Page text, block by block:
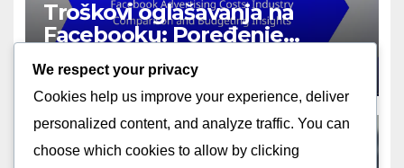
Troškovi oglašavanja na
Facebooku: Poređenje
industrije i uvidi u
budžetiranje
DEC 1, 2025 MARKO JOVANOVIĆ
We respect your privacy
Cookies help us improve your experience, deliver
personalized content, and analyze traffic. You can
choose which cookies to allow by clicking